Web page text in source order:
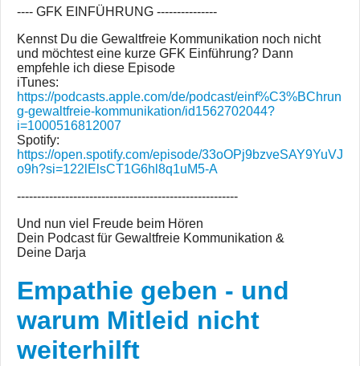
---- GFK EINFÜHRUNG ---------------
Kennst Du die Gewaltfreie Kommunikation noch nicht
und möchtest eine kurze GFK Einführung? Dann
empfehle ich diese Episode
iTunes:
https://podcasts.apple.com/de/podcast/einf%C3%BChrun
g-gewaltfreie-kommunikation/id1562702044?
i=1000516812007
Spotify:
https://open.spotify.com/episode/33oOPj9bzveSAY9YuVJ
o9h?si=122lElsCT1G6hl8q1uM5-A
-------------------------------------------------------
Und nun viel Freude beim Hören
Dein Podcast für Gewaltfreie Kommunikation &
Deine Darja
Empathie geben - und
warum Mitleid nicht
weiterhilft